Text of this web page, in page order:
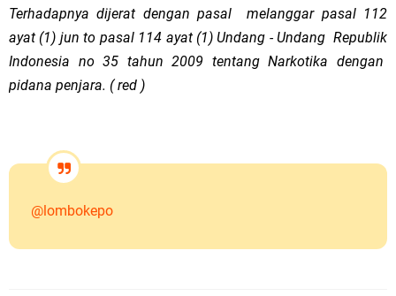
Terhadapnya dijerat dengan pasal melanggar pasal 112
ayat (1) jun to pasal 114 ayat (1) Undang - Undang Republik
Indonesia no 35 tahun 2009 tentang Narkotika dengan
pidana penjara. ( red )
@lombokepo